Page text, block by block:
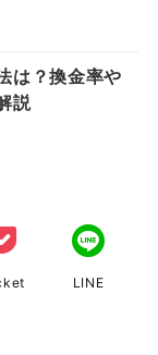
は？換金率や
説
LINE